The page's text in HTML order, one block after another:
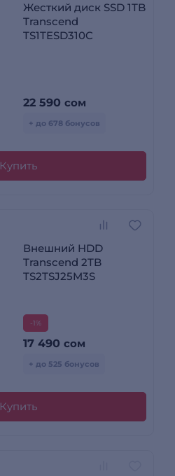
Жесткий диск SSD 1TB
Transcend
TS1TESD310C
22 590 сом
+ до 678 бонусов
Купить
Внешний HDD
Transcend 2TB
TS2TSJ25M3S
-1%
17 490 сом
+ до 525 бонусов
Купить